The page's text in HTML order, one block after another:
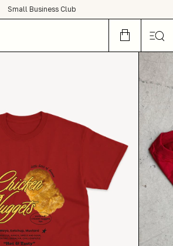
Small Business Club
de frete grátis para todo Brasil :)